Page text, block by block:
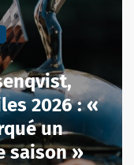
2026 : «
un
saison »